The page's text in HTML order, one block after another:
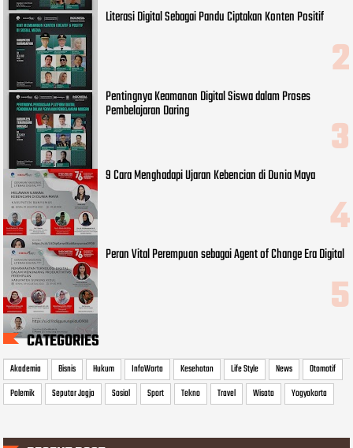
Literasi Digital Sebagai Pandu Ciptakan Konten Positif
Pentingnya Keamanan Digital Siswa dalam Proses
Pembelajaran Daring
9 Cara Menghadapi Ujaran Kebencian di Dunia Maya
Peran Vital Perempuan sebagai Agent of Change Era Digital
CATEGORIES
Akademia Bisnis Hukum InfoWarta Kesehatan Life Style News
Otomotif
Polemik
Seputar Jogja Sosial Sport Tekno Travel Wisata Yogyakarta